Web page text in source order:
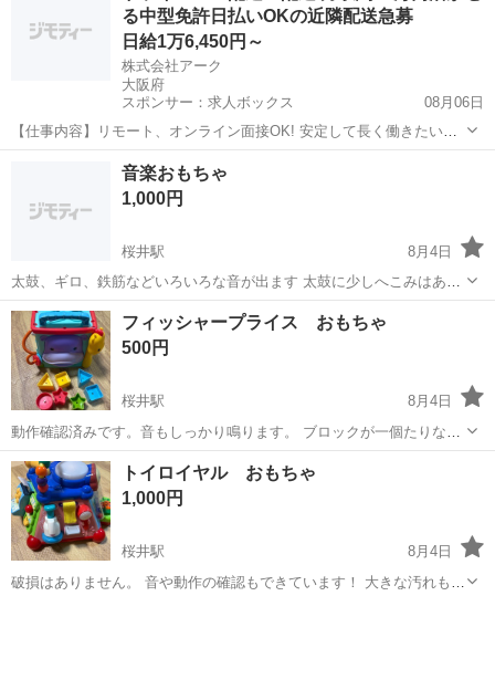
る中型免許日払いOKの近隣配送急募
日給1万6,450円～
株式会社アーク
大阪府
スポンサー：求人ボックス
08月06日
【仕事内容】リモート、オンライン面接OK! 安定して長く働きたい方
必見 ～配送ドライバー募集!～ <お仕事内容> 店舗やセンター、商店な
どへの 集配業務をお願いします 配送するものは… チルド・冷凍食品
がメインです バラ積みバラ降...
アルバイト・パート
音楽おもちゃ
1,000円
桜井駅
8月4日
太鼓、ギロ、鉄筋などいろいろな音が出ます 太鼓に少しへこみはあり
ますが、 あまりつかっていなかったの全体的にかなり綺麗です。 バチ
が2本あったと思いますが、1本しか見当たらないので それでもよけれ
ばお取り引きお願いします。
大阪 豊中市 桜井駅 ベビー用品 太鼓
フィッシャープライス おもちゃ
500円
桜井駅
8月4日
動作確認済みです。音もしっかり鳴ります。 ブロックが一個たりない
ような気がします。 それでもよろしければ、よろしくお願いします。
大きな傷や汚れはありません。
大阪 豊中市 桜井駅 ベビー用品
トイロイヤル おもちゃ
1,000円
桜井駅
8月4日
破損はありません。 音や動作の確認もできています！ 大きな汚れもあ